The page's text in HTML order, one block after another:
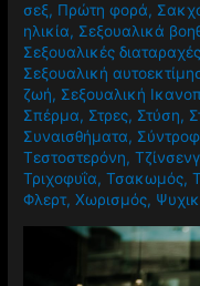
σεξ, Πρώτη φορά,
ηλικία, Σεξουαλικά
Σεξουαλικές διαταραχές
Σεξουαλική
ζωή, Σεξουαλική
Σπέρμα, Στρες, Στύση,
Συναισθήματα,
Τεστοστερόνη,
Τριχοφυΐα,Τσακωμός,
Φλερτ,Χωρισμός,